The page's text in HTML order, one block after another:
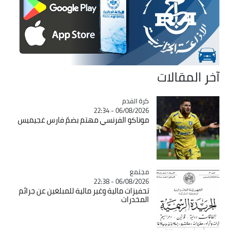
آخر المقالات
Catégorie
كرة القدم
06/08/2026 - 22:34
موناكو الفرنسي مهتم بضمّ فارس غجيميس
Catégorie
مجتمع
06/08/2026 - 22:38
تحفيزات مالية وغير مالية للمبلغين عن جرائم
المخدرات